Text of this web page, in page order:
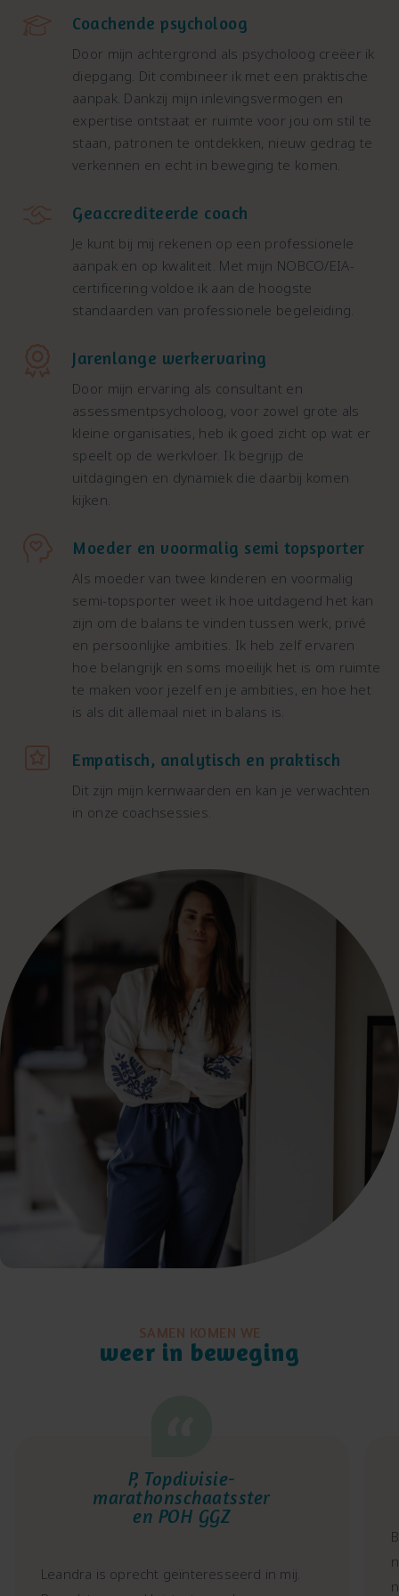
Coachende psycholoog
Door mijn achtergrond als psycholoog creëer ik
diepgang. Dit combineer ik met een praktische
aanpak. Dankzij mijn inlevingsvermogen en
expertise ontstaat er ruimte voor jou om stil te
staan, patronen te ontdekken, nieuw gedrag te
verkennen en echt in beweging te komen.
Geaccrediteerde coach
Je kunt bij mij rekenen op een professionele
aanpak en op kwaliteit. Met mijn NOBCO/EIA-
certificering voldoe ik aan de hoogste
standaarden van professionele begeleiding.
Jarenlange werkervaring
Door mijn ervaring als consultant en
assessmentpsycholoog, voor zowel grote als
kleine organisaties, heb ik goed zicht op wat er
speelt op de werkvloer. Ik begrijp de
uitdagingen en dynamiek die daarbij komen
kijken.
Moeder en voormalig semi topsporter
Als moeder van twee kinderen en voormalig
semi-topsporter weet ik hoe uitdagend het kan
zijn om de balans te vinden tussen werk, privé
en persoonlijke ambities. Ik heb zelf ervaren
hoe belangrijk en soms moeilijk het is om ruimte
te maken voor jezelf en je ambities, en hoe het
is als dit allemaal niet in balans is.
Empatisch, analytisch en praktisch
Dit zijn mijn kernwaarden en kan je verwachten
in onze coachsessies.
SAMEN KOMEN WE
weer in beweging
P, Topdivisie-
marathonschaatsster
en POH GGZ
Leandra is oprecht geïnteresseerd in mij.